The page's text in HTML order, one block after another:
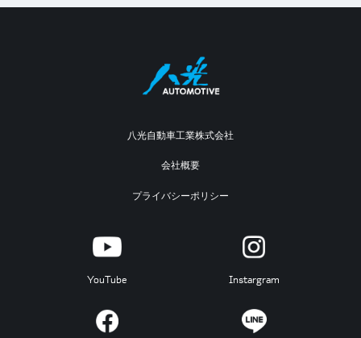
八光自動車工業株式会社
会社概要
プライバシーポリシー
YouTube Instargram